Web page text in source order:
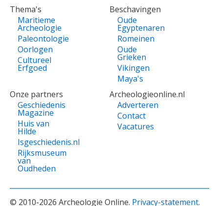
Thema's
Maritieme
Archeologie
Paleontologie
Oorlogen
Cultureel
Erfgoed
Beschavingen
Oude
Egyptenaren
Romeinen
Oude
Grieken
Vikingen
Maya's
Onze partners
Geschiedenis
Magazine
Huis van
Hilde
Isgeschiedenis.nl
Rijksmuseum
van
Oudheden
Archeologieonline.nl
Adverteren
Contact
Vacatures
© 2010-2026 Archeologie Online. Privacy-statement.